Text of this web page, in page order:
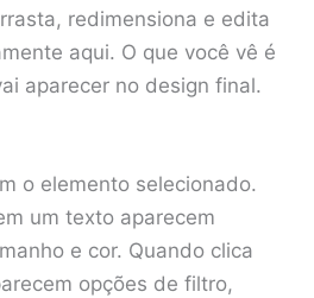
redimensiona e edita
aqui. O que você vê é
aparecer no design final.
o elemento selecionado.
um texto aparecem
e cor. Quando clica
opções de filtro,